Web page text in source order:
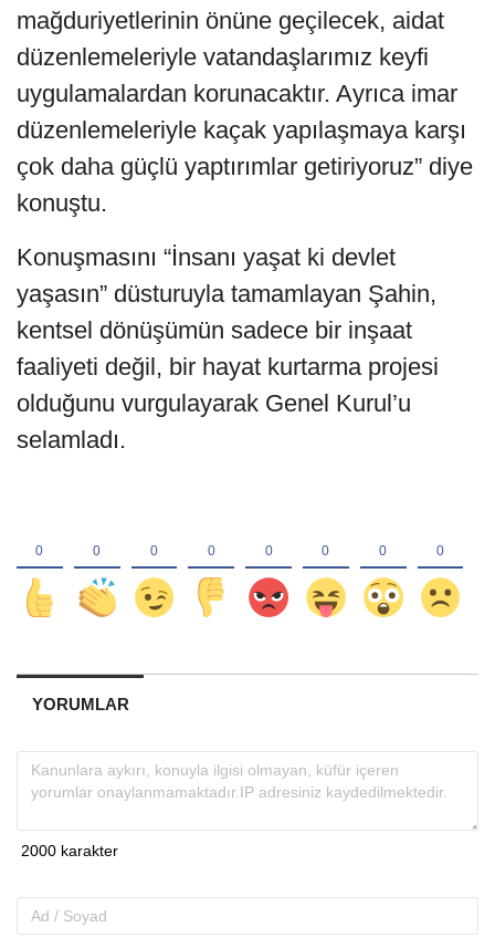
mağduriyetlerinin önüne geçilecek, aidat
düzenlemeleriyle vatandaşlarımız keyfi
uygulamalardan korunacaktır. Ayrıca imar
düzenlemeleriyle kaçak yapılaşmaya karşı
çok daha güçlü yaptırımlar getiriyoruz” diye
konuştu.
Konuşmasını “İnsanı yaşat ki devlet
yaşasın” düsturuyla tamamlayan Şahin,
kentsel dönüşümün sadece bir inşaat
faaliyeti değil, bir hayat kurtarma projesi
olduğunu vurgulayarak Genel Kurul’u
selamladı.
YORUMLAR